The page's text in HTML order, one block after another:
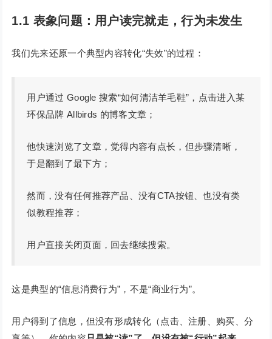
1.1 表象问题：用户读完就走，行为未发生
我们先来还原一个典型内容转化“失效”的过程：
用户通过 Google 搜索“如何清洁羊毛鞋”，点击进入某
环保品牌 Allbirds 的博客文章；
他快速浏览了文章，觉得内容有点长，但步骤清晰，
于是翻到了最下方；
然而，没有任何推荐产品、没有CTA按钮、也没有类
似教程推荐；
用户直接关闭页面，回去继续搜索。
这是典型的“信息消费行为”，不是“商业行为”。
用户得到了信息，但没有形成转化（点击、注册、购买、分